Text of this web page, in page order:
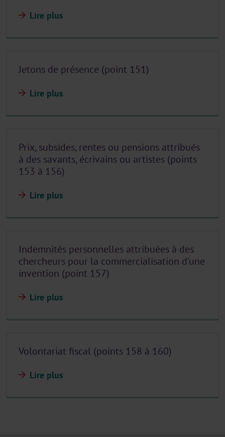
Lire plus
Jetons de présence (point 151)
Lire plus
Prix, subsides, rentes ou pensions attribués
à des savants, écrivains ou artistes (points
153 à 156)
Lire plus
Indemnités personnelles attribuées à des
chercheurs pour la commercialisation d’une
invention (point 157)
Lire plus
Volontariat fiscal (points 158 à 160)
Lire plus